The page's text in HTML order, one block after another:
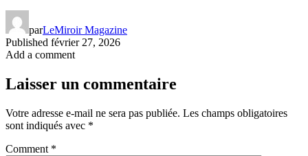
parLeMiroir Magazine
Published février 27, 2026
Add a comment
Laisser un commentaire
Votre adresse e-mail ne sera pas publiée. Les champs obligatoires
sont indiqués avec *
Comment *